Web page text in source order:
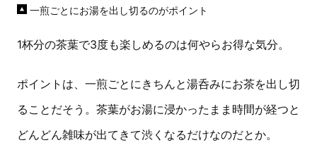
一煎ごとにお湯を出し切るのがポイント
1杯分の茶葉で3度も楽しめるのは何やらお得な気分。
ポイントは、一煎ごとにきちんと湯呑みにお茶を出し切
ることだそう。茶葉がお湯に浸かったまま時間が経つと
どんどん雑味が出てきて渋くなるだけなのだとか。